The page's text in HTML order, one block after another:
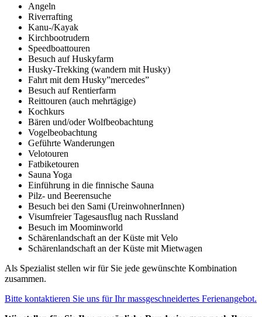
Angeln
Riverrafting
Kanu-/Kayak
Kirchbootrudern
Speedboattouren
Besuch auf Huskyfarm
Husky-Trekking (wandern mit Husky)
Fahrt mit dem Husky”mercedes”
Besuch auf Rentierfarm
Reittouren (auch mehrtägige)
Kochkurs
Bären und/oder Wolfbeobachtung
Vogelbeobachtung
Geführte Wanderungen
Velotouren
Fatbiketouren
Sauna Yoga
Einführung in die finnische Sauna
Pilz- und Beerensuche
Besuch bei den Sami (UreinwohnerInnen)
Visumfreier Tagesausflug nach Russland
Besuch im Moominworld
Schärenlandschaft an der Küste mit Velo
Schärenlandschaft an der Küste mit Mietwagen
Als Spezialist stellen wir für Sie jede gewünschte Kombination
zusammen.
Bitte kontaktieren Sie uns für Ihr massgeschneidertes Ferienangebot.